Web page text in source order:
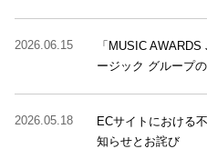
2026.06.15
「MUSIC
ージック グループ
2026.05.18
ECサイトにおける
知らせとお詫び